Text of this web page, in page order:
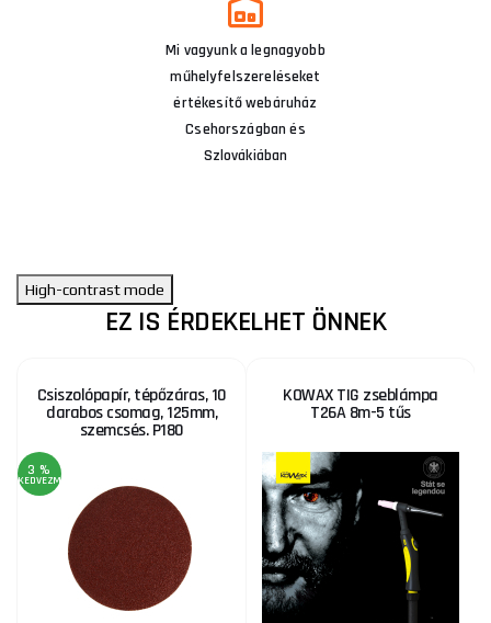
Mi vagyunk a legnagyobb
műhelyfelszereléseket
értékesítő webáruház
Csehországban és
Szlovákiában
High-contrast mode
EZ IS ÉRDEKELHET ÖNNEK
Csiszolópapír, tépőzáras, 10
darabos csomag, 125mm,
szemcsés. P180
3 %
KEDVEZMÉNY
KOWAX TIG zseblámpa
T26A 8m-5 tűs